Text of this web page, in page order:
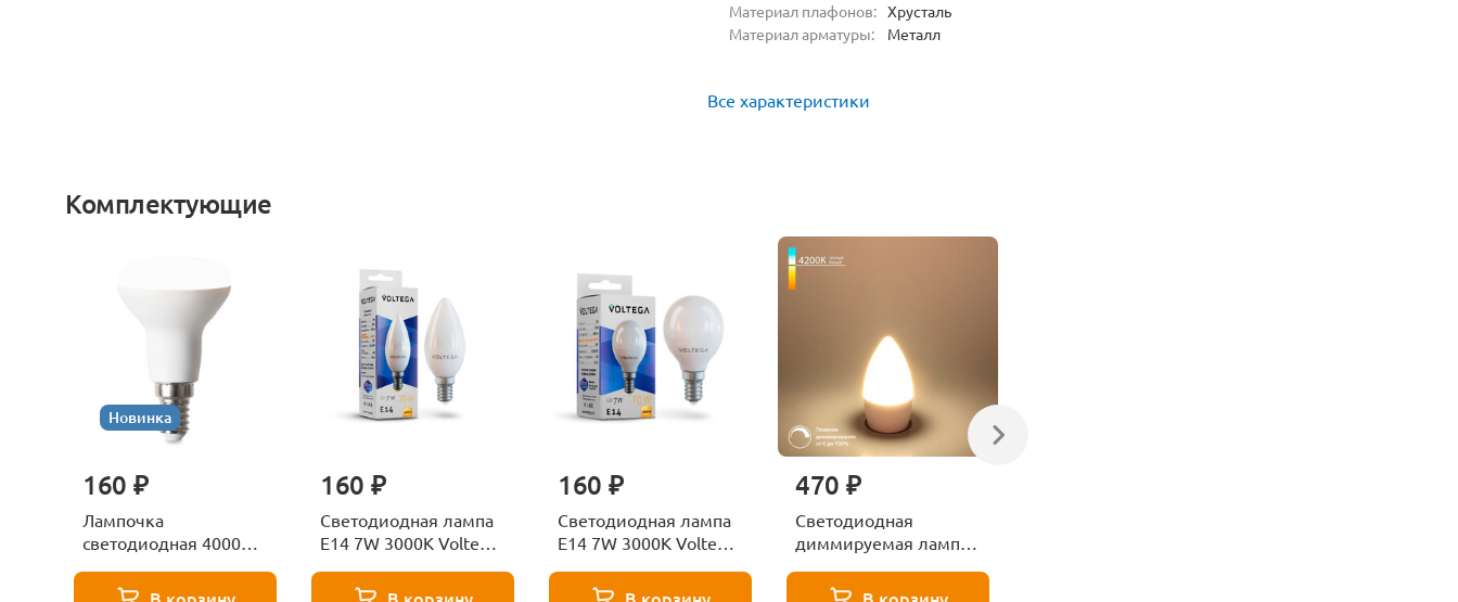
Материал плафонов: Хрусталь
Материал арматуры:
Металл
Все характеристики
Комплектующие
Новинка
160 ₽
Лампочка
светодиодная 4000К
271 8585
160 ₽
Светодиодная лампа
E14 7W 3000K Voltega
160 ₽
Светодиодная лампа
E14 7W 3000K Voltega
470 ₽
Светодиодная
диммируемая лампа
Elektrostandard